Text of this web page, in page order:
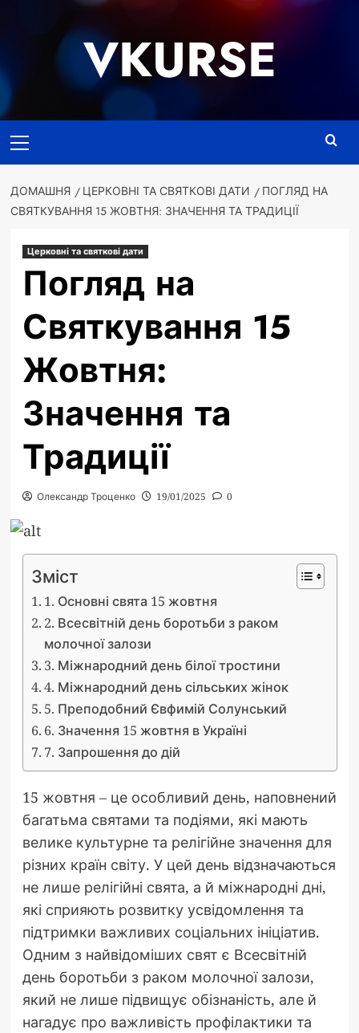
VKURSE
меню
ДОМАШНЯ ЦЕРКОВНІ ТА СВЯТКОВІ ДАТИ
ПОГЛЯД НА
СВЯТКУВАННЯ 15 ЖОВТНЯ: ЗНАЧЕННЯ ТА ТРАДИЦІЇ
Церковні та святкові дати
Погляд на
Святкування 15
Жовтня:
Значення та
Традиції
Олександр Троценко 19/01/2025 0
Зміст
1. Основні свята 15 жовтня
2. Всесвітній день боротьби з раком
молочної залози
3. Міжнародний день білої тростини
4. Міжнародний день сільських жінок
5. Преподобний Євфимій Солунський
6. Значення 15 жовтня в Україні
7. Запрошення до дій
15 жовтня – це особливий день, наповнений
багатьма святами та подіями, які мають
велике культурне та релігійне значення для
різних країн світу. У цей день відзначаються
не лише релігійні свята, а й міжнародні дні,
які сприяють розвитку усвідомлення та
підтримки важливих соціальних ініціатив.
Одним з найвідоміших свят є Всесвітній
день боротьби з раком молочної залози,
який не лише підвищує обізнаність, але й
нагадує про важливість профілактики та